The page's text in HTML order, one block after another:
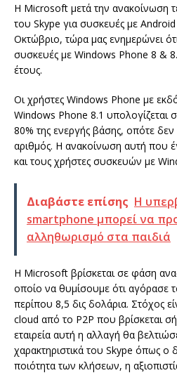
Η Microsoft μετά την ανακοίνωση
του Skype για συσκευές με
Οκτώβριο, τώρα μας ενημερώνει
συσκευές με Windows Phone 8 &
έτους.
Οι χρήστες Windows Phone με
Windows Phone 8.1 υπολογίζεται
80% της ενεργής βάσης, οπότε δεν
αριθμός. Η ανακοίνωση αυτή που
και τους χρήστες συσκευών με
Διαβάστε επίσης Η
smartphone μπορεί να
αλληθωρισμό στα παιδιά
H Microsoft βρίσκεται σε φάση
οποίο να θυμίσουμε ότι αγόρασε
περίπου 8,5 δις δολάρια. Στόχος
cloud από το P2P που βρίσκεται
εταιρεία αυτή η αλλαγή θα
χαρακτηριστικά του Skype όπως ο
ποιότητα των κλήσεων, η